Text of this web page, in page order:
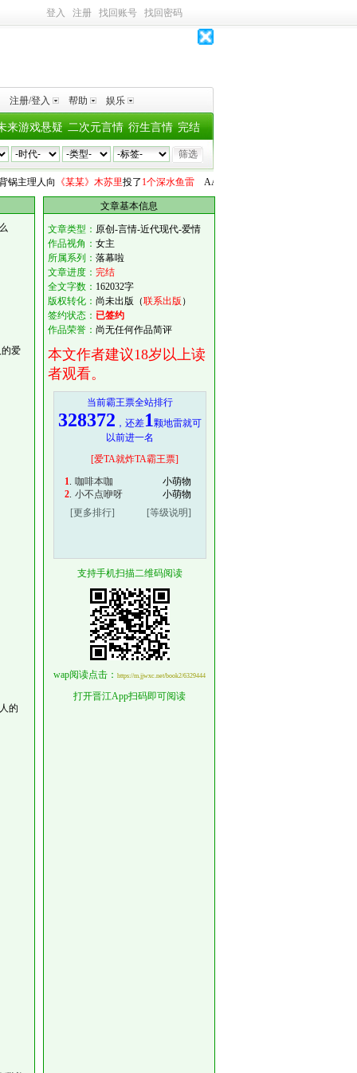
登入 注册 找回账号 找回密码
注册/登入 帮助 娱乐
完结
衍生言情
二次元言情
来游戏悬疑
人向《某某》木苏里投了1个深水鱼雷 AAA江苏背锅主理人
爱
的
文章基本信息
文章类型： 原创-言情-近代现代-爱情
作品视角： 女主
所属系列： 落幕啦
文章进度： 完结
全文字数： 162032字
版权转化： 尚未出版（联系出版 ）
签约状态： 已签约
作品荣誉： 尚无任何作品简评
本文作者建议18岁以上读
者观看。
当前霸王票全站排行
328372 ，还差1颗地雷就可
以前进一名
[爱TA就炸TA霸王票]
1. 咖啡本咖
小萌物
2. 小不点咿呀
小萌物
[更多排行]
[等级说明]
支持手机扫描二维码阅读
wap阅读点击： https://m.jjwxc.net/book2/6329444
打开晋江App扫码即可阅读